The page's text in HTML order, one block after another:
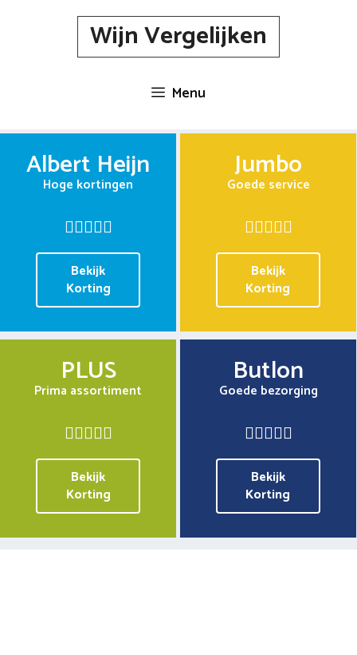
Wijn Vergelijken
Menu
Albert Heijn
Hoge kortingen
Bekijk
Korting
Jumbo
Goede service
Bekijk
Korting
PLUS
Prima assortiment
Bekijk
Korting
Butlon
Goede bezorging
Bekijk
Korting